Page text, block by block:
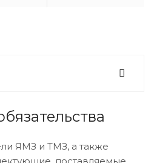
ЯМЗ и ТМЗ, а также
поставляемые